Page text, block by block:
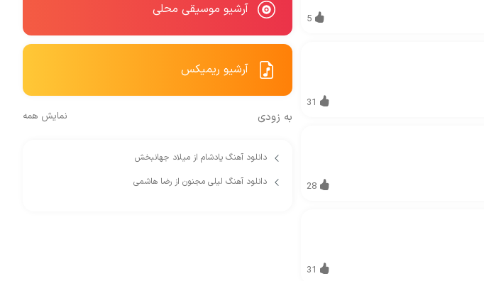
5
31
28
31
آرشیو موسیقی محلی
آرشیو ریمیکس
به زودی نمایش همه
دانلود آهنگ یادشام از میلاد جهانبخش
دانلود آهنگ لیلی مجنون از رضا هاشمی